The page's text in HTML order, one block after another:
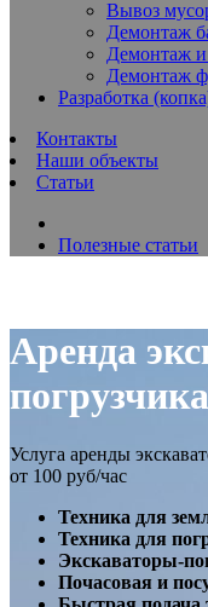
Вывоз
Демонтаж
Демонтаж и
Демонтаж
Разработка
Контакты
Наши объекты
Статьи
Полезные статьи
Аренда
погрузчика
Услуга аренды
от 100 руб/час
Техника для
Техника для
Экскаваторы-
Почасовая и